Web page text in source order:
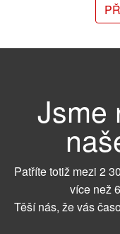
Jsme
Patříte totiž mezi 2
více než
Těší nás, že vás